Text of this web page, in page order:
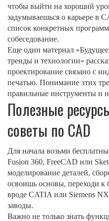
чтобы выйти на хороший
задумываешься о карьере в
список конкретных
собеседование.
Еще один материал
тренды и технологии»
проектирование связано с
печатью. Понимание этих
правильные инструменты и
Полезные
советы по CAD
Для начала возьми
Fusion 360, FreeCAD или
моделирование деталей,
освоишь основы, переходи к
вроде CATIA или Siemens
заводы.
Важно не только знать